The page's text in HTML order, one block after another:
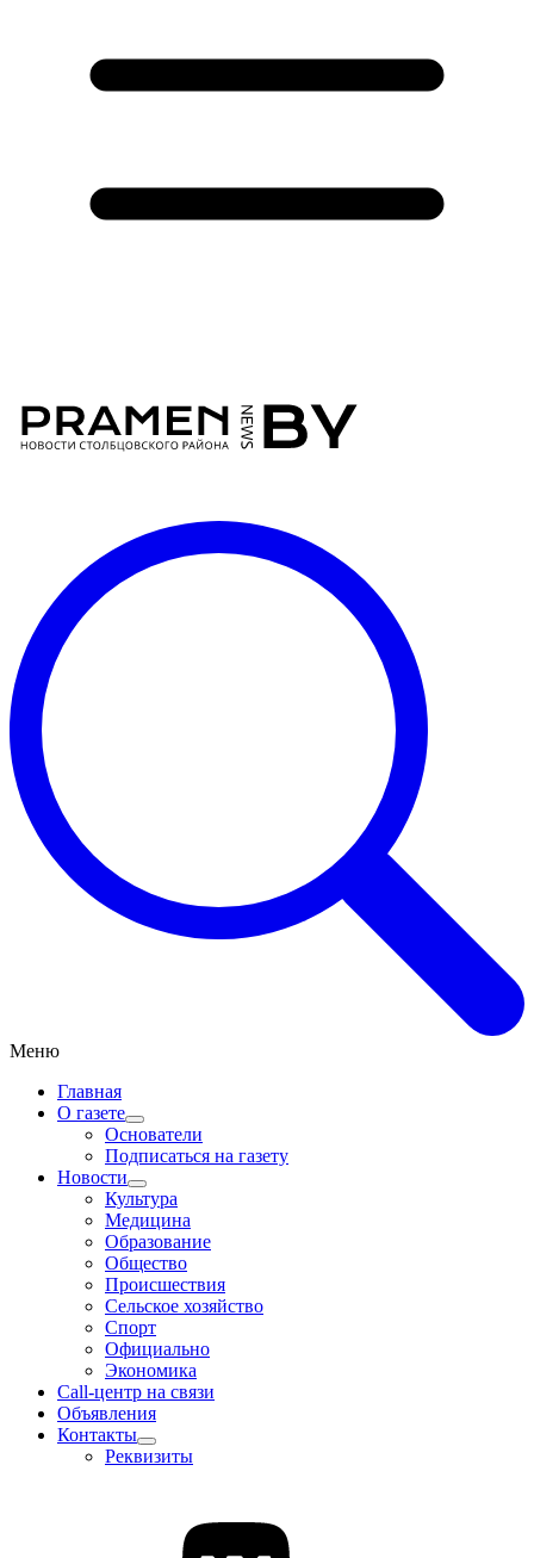
Меню
Главная
О газете
Основатели
Подписаться на газету
Новости
Культура
Медицина
Образование
Общество
Происшествия
Сельское хозяйство
Спорт
Официально
Экономика
Call-центр на связи
Объявления
Контакты
Реквизиты